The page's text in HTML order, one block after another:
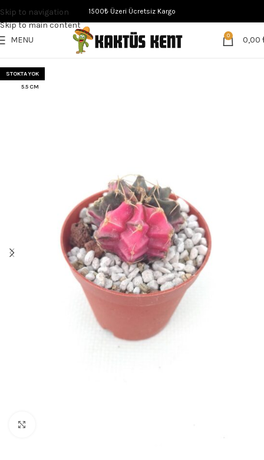
Skip to navigation
Skip to main content
1500₺ Üzeri Ücretsiz Kargo
MENU 0 0,00
STOKTA YOK
5.5 CM